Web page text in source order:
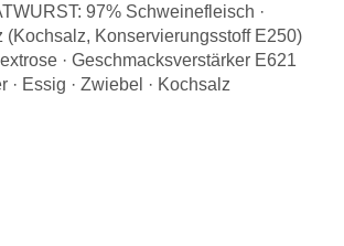
97% Schweinefleisch ·
(Kochsalz, Konservierungsstoff E250)
· Geschmacksverstärker E621
· Essig · Zwiebel · Kochsalz